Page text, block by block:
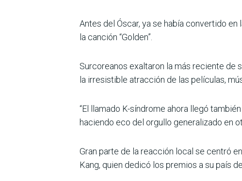
Antes del Óscar, ya se había convertido
la canción “Golden”.
Surcoreanos exaltaron la más reciente de
la irresistible atracción de las películas,
“El llamado K-síndrome ahora llegó
haciendo eco del orgullo generalizado en
Gran parte de la reacción local se centró
Kang, quien dedicó los premios a su país